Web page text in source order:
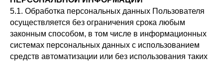
5.1. Обработка персональных данных Пользователя
осуществляется без ограничения срока любым
законным способом, в том числе в информационных
системах персональных данных с использованием
средств автоматизации или без использования таких